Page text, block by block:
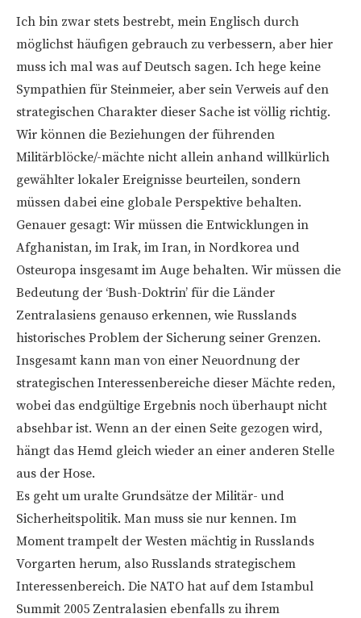
Ich bin zwar stets bestrebt, mein Englisch durch
möglichst häufigen gebrauch zu verbessern, aber hier
muss ich mal was auf Deutsch sagen. Ich hege keine
Sympathien für Steinmeier, aber sein Verweis auf den
strategischen Charakter dieser Sache ist völlig richtig.
Wir können die Beziehungen der führenden
Militärblöcke/-mächte nicht allein anhand willkürlich
gewählter lokaler Ereignisse beurteilen, sondern
müssen dabei eine globale Perspektive behalten.
Genauer gesagt: Wir müssen die Entwicklungen in
Afghanistan, im Irak, im Iran, in Nordkorea und
Osteuropa insgesamt im Auge behalten. Wir müssen die
Bedeutung der ‘Bush-Doktrin’ für die Länder
Zentralasiens genauso erkennen, wie Russlands
historisches Problem der Sicherung seiner Grenzen.
Insgesamt kann man von einer Neuordnung der
strategischen Interessenbereiche dieser Mächte reden,
wobei das endgültige Ergebnis noch überhaupt nicht
absehbar ist. Wenn an der einen Seite gezogen wird,
hängt das Hemd gleich wieder an einer anderen Stelle
aus der Hose.
Es geht um uralte Grundsätze der Militär- und
Sicherheitspolitik. Man muss sie nur kennen. Im
Moment trampelt der Westen mächtig in Russlands
Vorgarten herum, also Russlands strategischem
Interessenbereich. Die NATO hat auf dem Istambul
Summit 2005 Zentralasien ebenfalls zu ihrem